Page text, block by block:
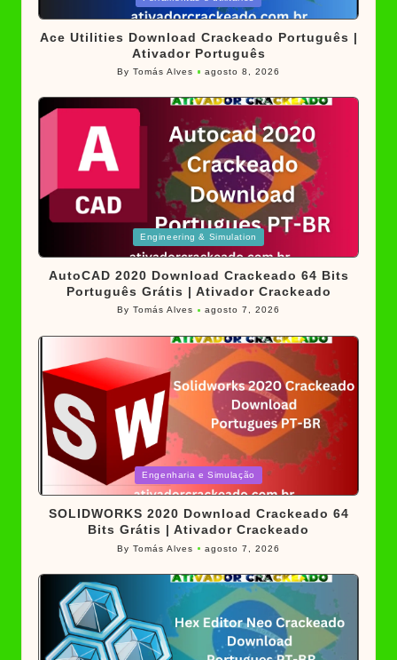
in
Ace Utilities Download Crackeado Português |
Ativador Português
Posted
ByTomás Alves agosto 8, 2026
in
Engineering & Simulation
AutoCAD 2020 Download Crackeado 64 Bits
Português Grátis | Ativador Crackeado
Posted
ByTomás Alves agosto 7, 2026
Posted
in
Engenharia e Simulação
SOLIDWORKS 2020 Download Crackeado 64
Bits Grátis | Ativador Crackeado
Posted
ByTomás Alves agosto 7, 2026